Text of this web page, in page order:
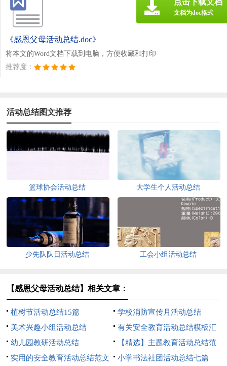
《感恩父母活动总结.doc》
将本文的Word文档下载到电脑，方便收藏和打印
推荐度：
文档为doc格式
活动总结图文推荐
篮球协会活动总结 大学生个人活动总结
少先队队日活动总结 工会小组活动总结
【感恩父母活动总结】相关文章：
植树节活动总结15篇
学校消防宣传月活动总结
美术兴趣小组活动总结
有关安全教育活动总结模板汇
总5篇
幼儿园教研活动总结
【精选】主题教育活动总结范
文集合6篇
实用的安全教育活动总结范文 小学书法社团活动总结七篇